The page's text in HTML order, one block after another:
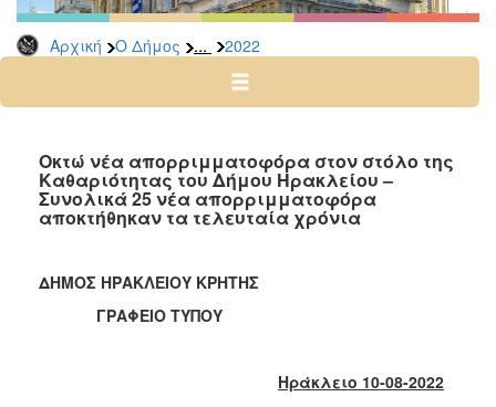
Αρχική Ο Δήμος ... 2022
Αρχείο
2026
2024
2022
2021
2019
2018
Οκτώ νέα απορριμματοφόρα στον στόλο της
Καθαριότητας του Δήμου Ηρακλείου –
Συνολικά 25 νέα απορριμματοφόρα
αποκτήθηκαν τα τελευταία χρόνια
ΔΗΜΟΣ ΗΡΑΚΛΕΙΟΥ ΚΡΗΤΗΣ
ΓΡΑΦΕΙΟ ΤΥΠΟΥ
Ηράκλειο 10-08-2022